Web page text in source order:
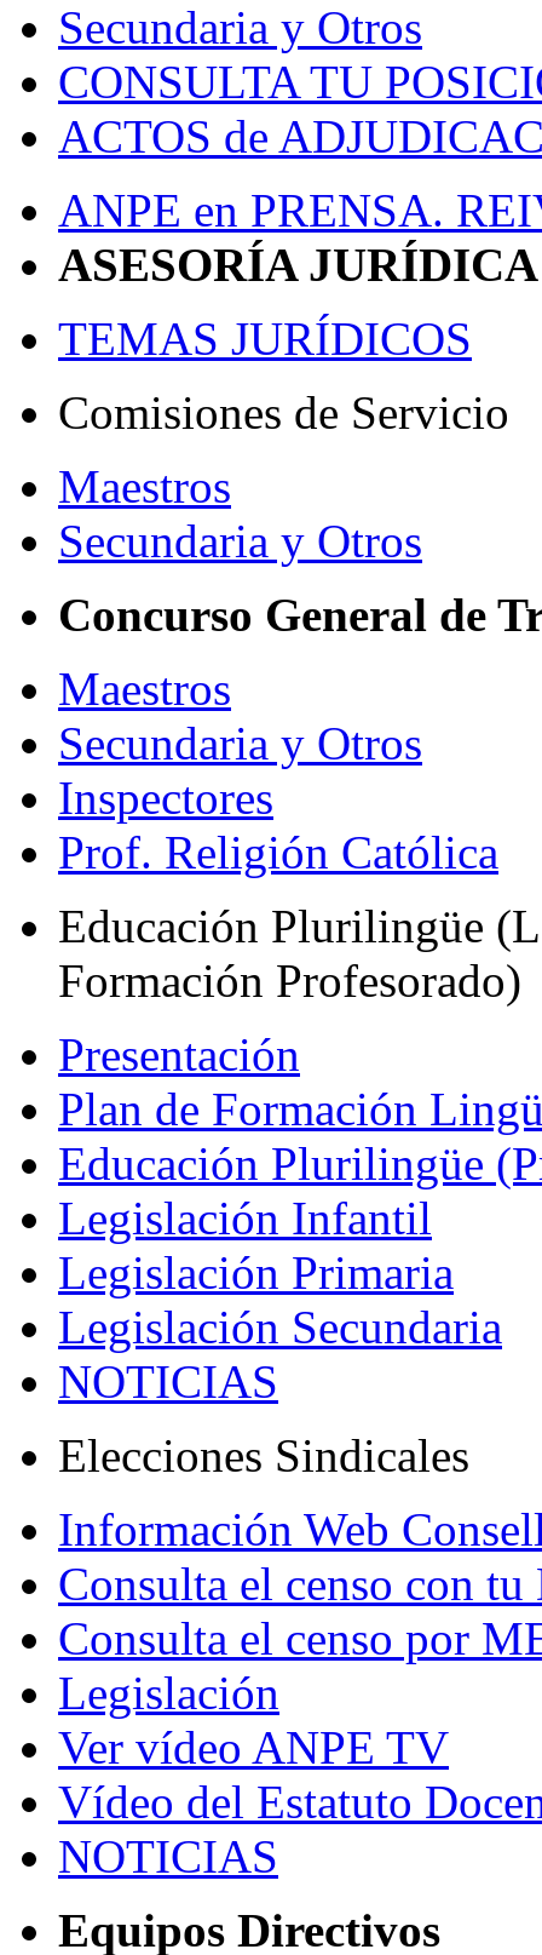
Secundaria y Otros
CONSULTA TU
ACTOS de
ANPE en PRENSA.
ASESORÍA JURÍDICA
TEMAS JURÍDICOS
Comisiones de Servicio
Maestros
Secundaria y Otros
Concurso General de
Maestros
Secundaria y Otros
Inspectores
Prof. Religión Católica
Educación Plurilingüe
Formación Profesorado)
Presentación
Plan de Formación
Educación Plurilingüe
Legislación Infantil
Legislación Primaria
Legislación Secundaria
NOTICIAS
Elecciones Sindicales
Información Web
Consulta el censo con
Consulta el censo por
Legislación
Ver vídeo ANPE TV
Vídeo del Estatuto
NOTICIAS
Equipos Directivos